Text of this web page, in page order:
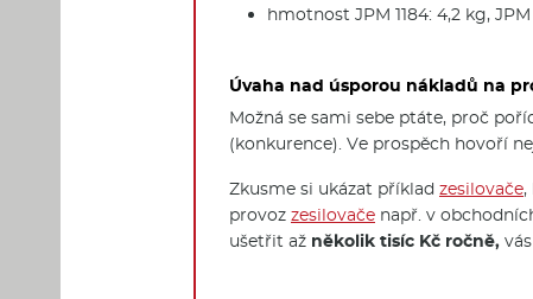
hmotnost JPM 1184: 4,2 kg,
Úvaha nad úsporou nákladů na
Možná se sami sebe ptáte, proč
(konkurence). Ve prospěch hovoří
Zkusme si ukázat příklad zesilovače
provoz zesilovače např. v
ušetřit až několik tisíc Kč ročně,